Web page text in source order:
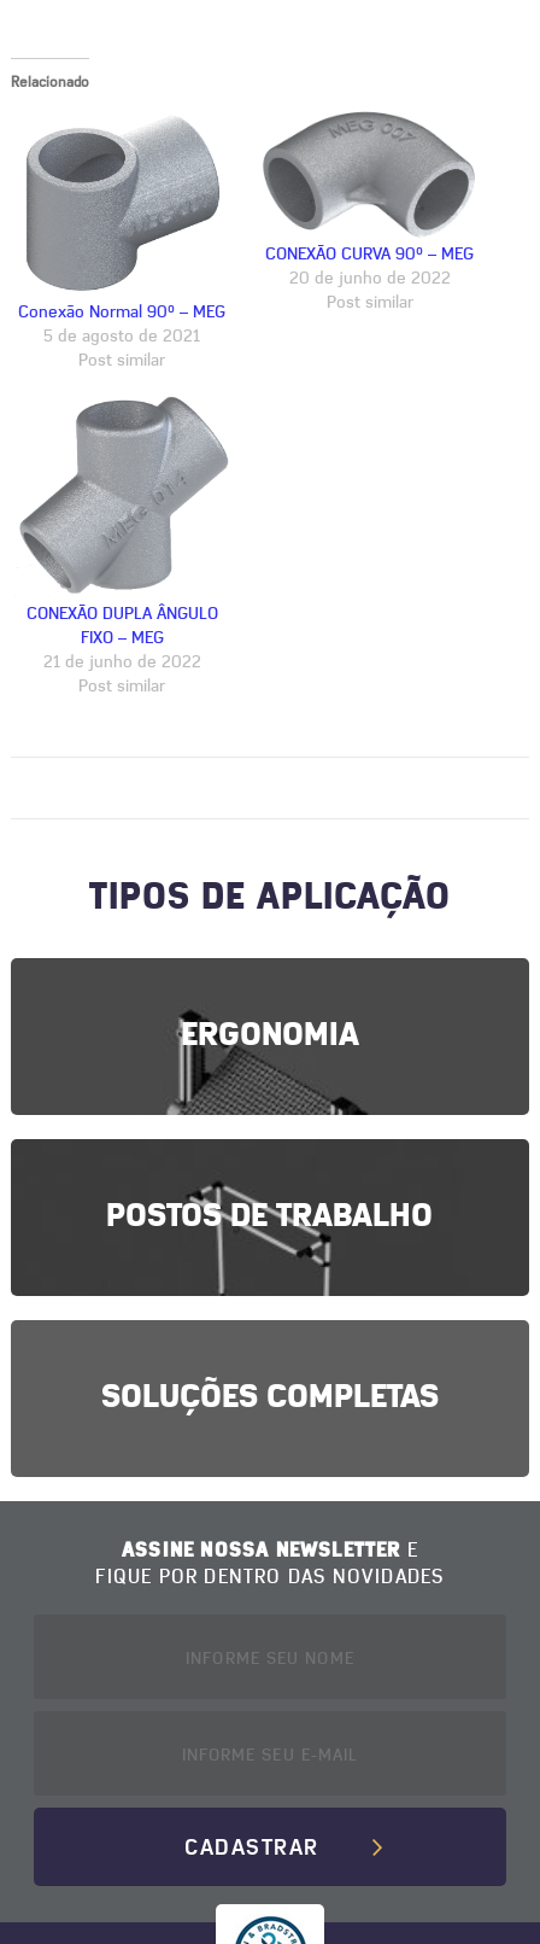
Relacionado
Conexão Normal 90° – MEG
5 de agosto de 2021
Post similar
CONEXÃO CURVA 90° – MEG
20 de junho de 2022
Post similar
CONEXÃO DUPLA ÂNGULO
FIXO – MEG
21 de junho de 2022
Post similar
TIPOS DE APLICAÇÃO
ERGONOMIA
POSTOS DE TRABALHO
SOLUÇÕES COMPLETAS
ASSINE NOSSA NEWSLETTER E
FIQUE POR DENTRO DAS NOVIDADES
CADASTRAR